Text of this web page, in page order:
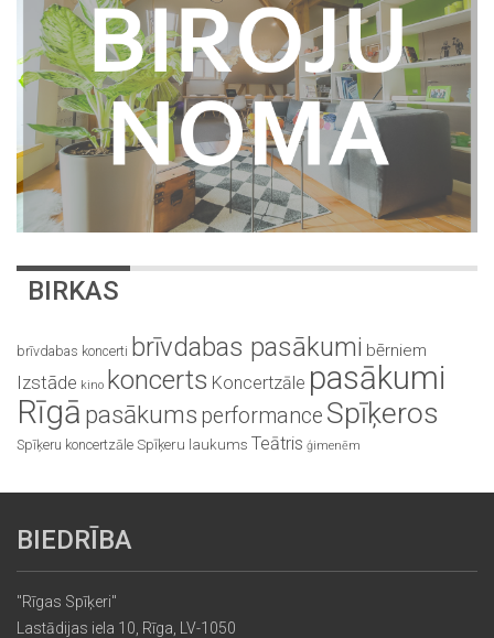
BIRKAS
brīvdabas koncerti brīvdabas pasākumi bērniem
Izstāde kino koncerts Koncertzāle pasākumi
Rīgā pasākums performance Spīķeros
Spīķeru koncertzāle Spīķeru laukums Teātris ģimenēm
BIEDRĪBA
"Rīgas Spīķeri"
Lastādijas iela 10, Rīga, LV-1050